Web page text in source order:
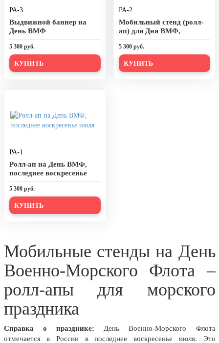
День города Москвы (первая суббота
сентября)
День нефтяника (первое воскресенье
сентября)
8 сентября, День танкиста (второе
воскресенье сентября)
5 октября, День учителя
19 октября, День Отца
Российской Федерации
28 октября, День Бабушек и Дедушек
Хэллоуин
4 ноября, День народного единства
7 ноября, День Октябрьской
революции
10 ноября, День сотрудника органов
внутренних дел РФ
13 ноября, День Войск РХБЗ
19 ноября, День Ракетных Войск и
Артиллерии
День матери (последнее воскресенье
РА-3
Выдвижной баннер на
День ВМФ
5 300 руб.
КУПИТЬ
РА-2
Мобильный стенд (ролл-
ап) для Дня ВМФ,
июля
5 300 руб.
КУПИТЬ
РА-1
Ролл-ап на День ВМФ,
последнее воскресенье
5 300 руб.
КУПИТЬ
Мобильные стенды на День
Военно-Морского Флота –
ролл-апы для морского
праздника
Справка о празднике: День Военно-Морского Флота
отмечается в России в последнее воскресенье июля. Это